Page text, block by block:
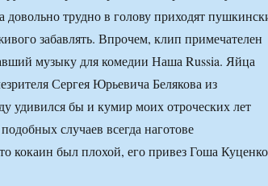
довольно трудно в голову приходят
забавлять. Впрочем, клип примечателен
музыку для комедии Наша Russia. Яйца
Сергея Юрьевича Белякова из
удивился бы и кумир моих отроческих лет
случаев всегда наготове
кокаин был плохой, его привез Гоша